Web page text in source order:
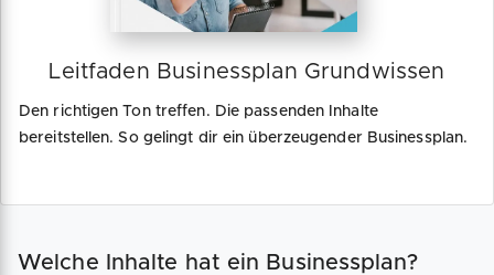
Leitfaden Businessplan Grundwissen
Den richtigen Ton treffen. Die passenden Inhalte
bereitstellen. So gelingt dir ein überzeugender Businessplan.
Welche Inhalte hat ein Businessplan?